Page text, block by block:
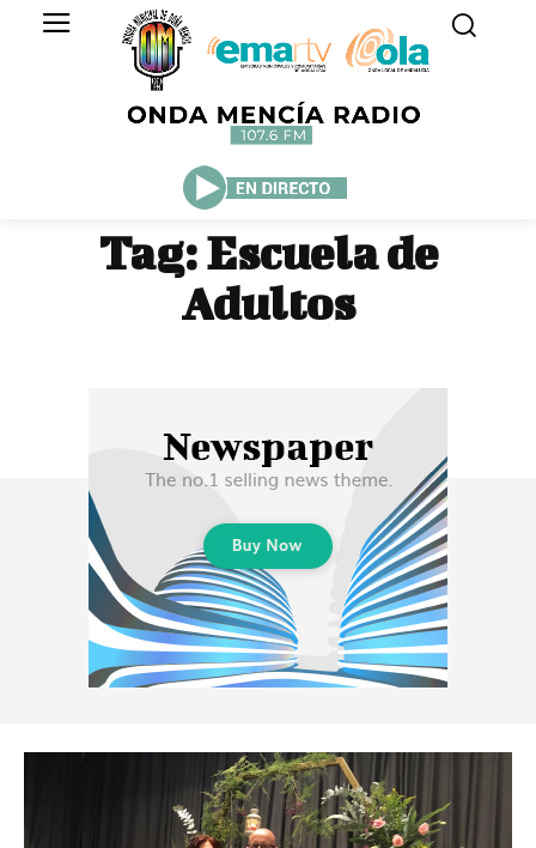
Tag:Escuela de
Adultos